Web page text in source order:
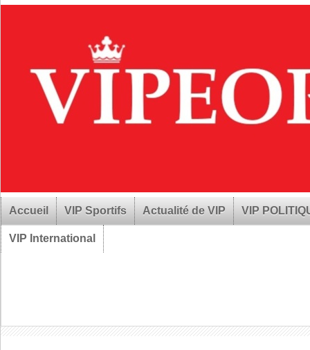
Accueil VIP Sportifs Actualité de VIP VIP
VIP International